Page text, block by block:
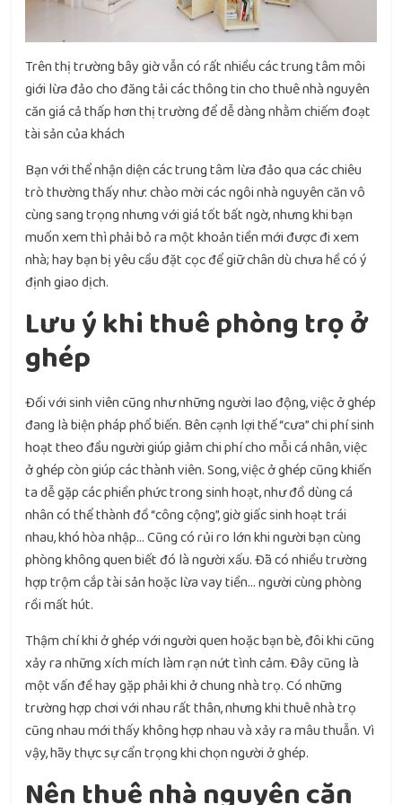
Trên thị trường bây giờ vẫn có rất nhiều các trung tâm môi
giới lừa đảo cho đăng tải các thông tin cho thuê nhà nguyên
căn giá cả thấp hơn thị trường để dễ dàng nhằm chiếm đoạt
tài sản của khách
Bạn với thể nhận diện các trung tâm lừa đảo qua các chiêu
trò thường thấy như: chào mời các ngôi nhà nguyên căn vô
cùng sang trọng nhưng với giá tốt bất ngờ, nhưng khi bạn
muốn xem thì phải bỏ ra một khoản tiền mới được đi xem
nhà; hay bạn bị yêu cầu đặt cọc để giữ chân dù chưa hề có ý
định giao dịch.
Lưu ý khi thuê phòng trọ ở
ghép
Đối với sinh viên cũng như những người lao động, việc ở ghép
đang là biện pháp phổ biến. Bên cạnh lợi thế “cưa” chi phí sinh
hoạt theo đầu người giúp giảm chi phí cho mỗi cá nhân, việc
ở ghép còn giúp các thành viên. Song, việc ở ghép cũng khiến
ta dễ gặp các phiền phức trong sinh hoạt, như đồ dùng cá
nhân có thể thành đồ “công cộng”, giờ giấc sinh hoạt trái
nhau, khó hòa nhập… Cũng có rủi ro lớn khi người bạn cùng
phòng không quen biết đó là người xấu. Đã có nhiều trường
hợp trộm cắp tài sản hoặc lừa vay tiền… người cùng phòng
rồi mất hút.
Thậm chí khi ở ghép với người quen hoặc bạn bè, đôi khi cũng
xảy ra những xích mích làm rạn nứt tình cảm. Đây cũng là
một vấn đề hay gặp phải khi ở chung nhà trọ. Có những
trường hợp chơi với nhau rất thân, nhưng khi thuê nhà trọ
cũng nhau mới thấy không hợp nhau và xảy ra mâu thuẫn. Vì
vậy, hãy thực sự cẩn trọng khi chọn người ở ghép.
Nên thuê nhà nguyên căn